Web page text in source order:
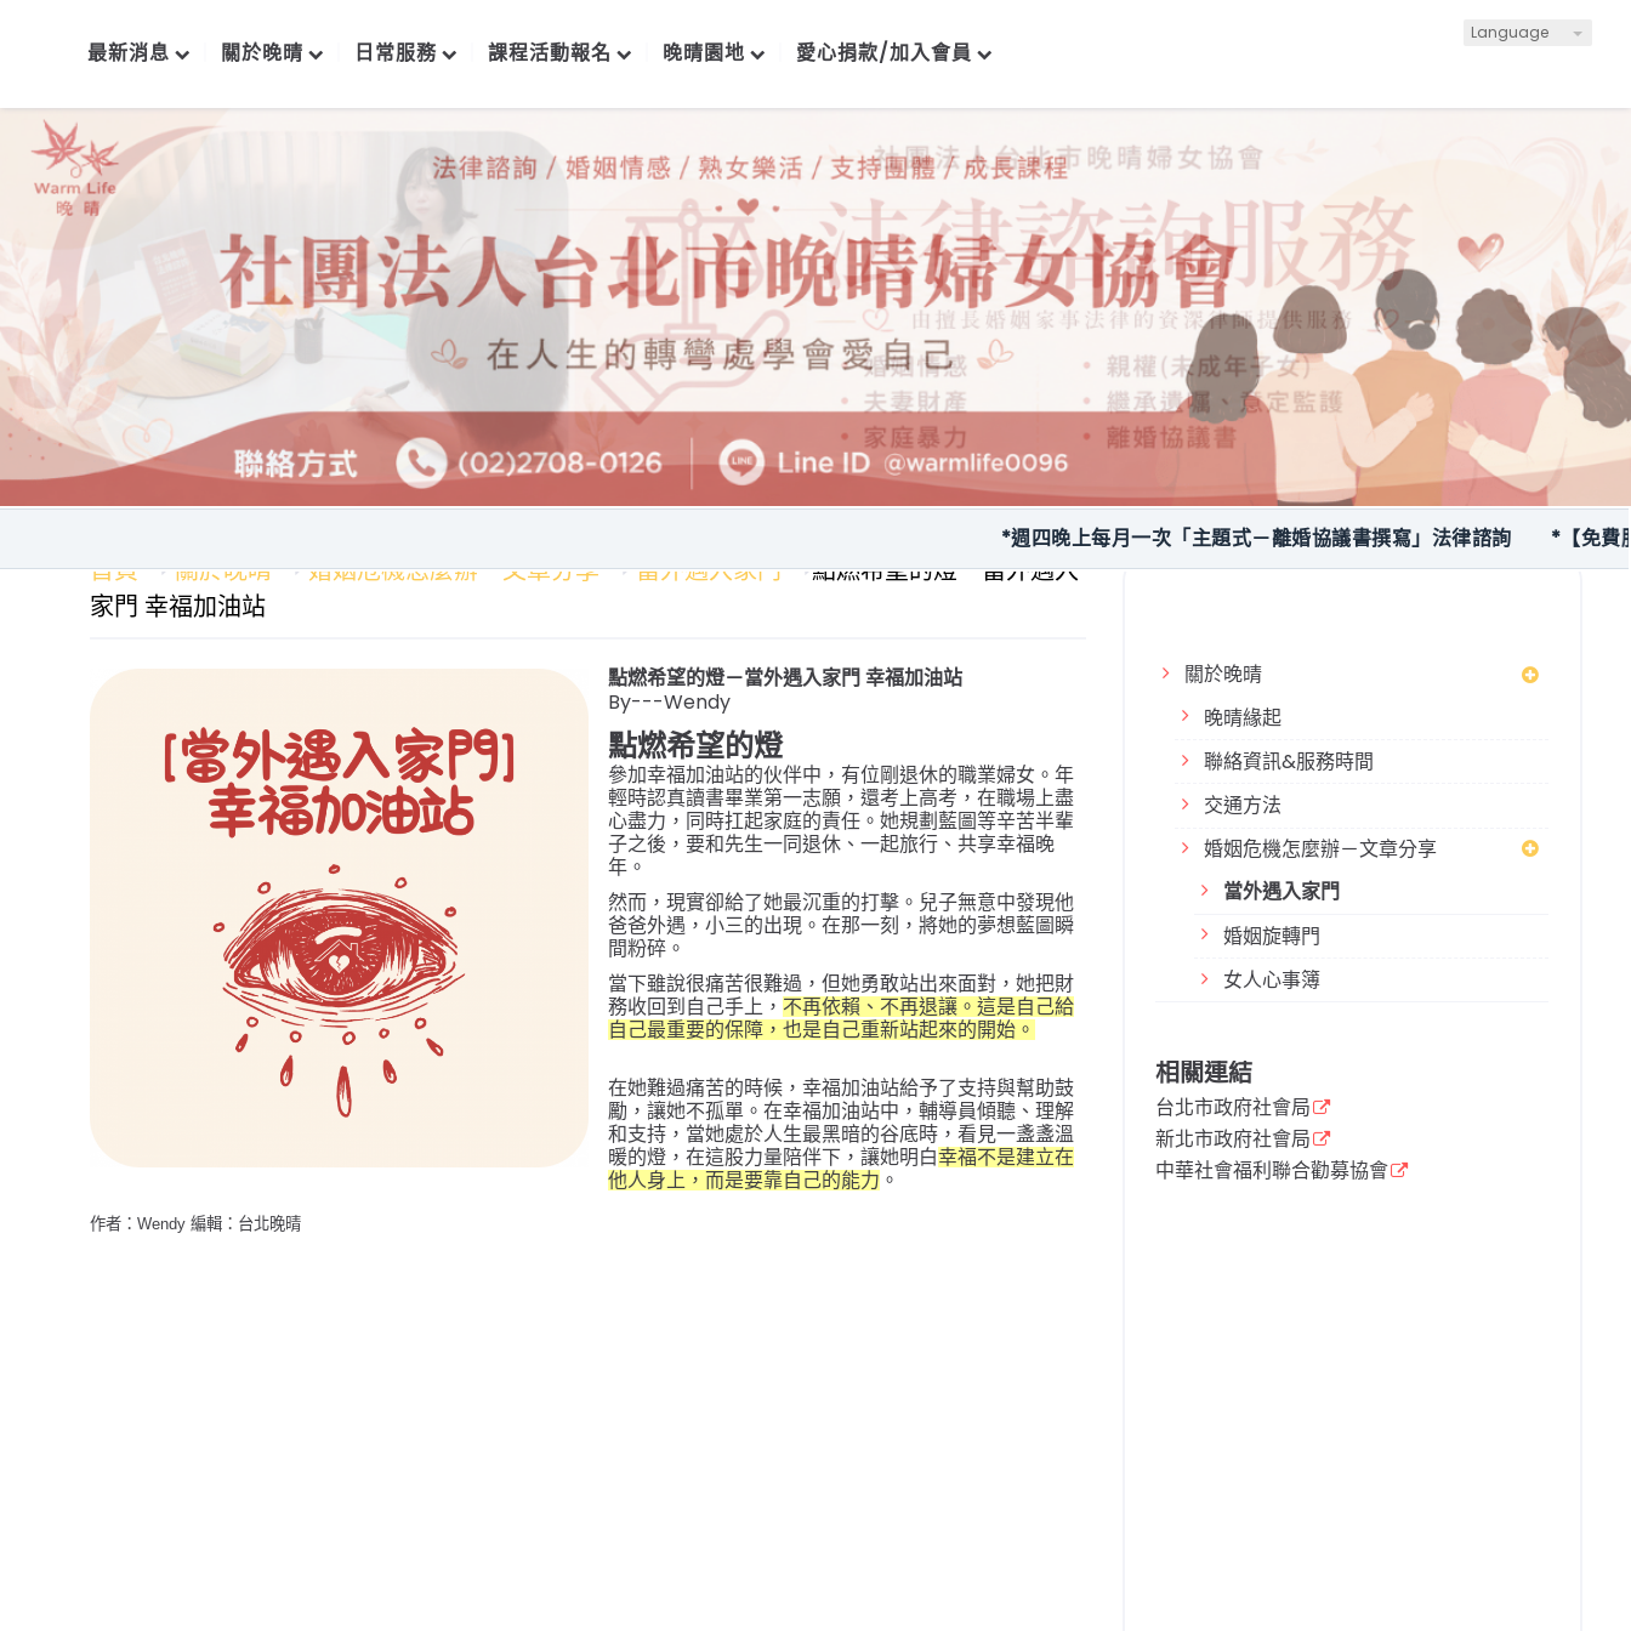
Language
最新消息 關於晚晴 日常服務 課程活動報名 晚晴園地 愛心捐款/加入會員
關於晚晴
晚晴緣起
聯絡資訊&服務時間
交通方法
婚姻危機怎麼辦－文章分享
當外遇入家門
婚姻旋轉門
女人心事簿
相關連結
台北市政府社會局
新北市政府社會局
中華社會福利聯合勸募協會
*週四晚上每月一次「主題式－離婚協議書撰寫」法律諮詢 *【免費服務】
首頁 關於晚晴 婚姻危機怎麼辦－文章分享 當外遇入家門
點燃希望的燈－當外遇入
家門 幸福加油站
點燃希望的燈－當外遇入家門 幸福加油站
By---Wendy
點燃希望的燈
參加幸福加油站的伙伴中，有位剛退休的職業婦女。年
輕時認真讀書畢業第一志願，還考上高考，在職場上盡
心盡力，同時扛起家庭的責任。她規劃藍圖等辛苦半輩
子之後，要和先生一同退休、一起旅行、共享幸福晚
年。
然而，現實卻給了她最沉重的打擊。兒子無意中發現他
爸爸外遇，小三的出現。在那一刻，將她的夢想藍圖瞬
間粉碎。
當下雖說很痛苦很難過，但她勇敢站出來面對，她把財
務收回到自己手上， 不再依賴、不再退讓。這是自己給
自己最重要的保障，也是自己重新站起來的開始。
在她難過痛苦的時候，幸福加油站給予了支持與幫助鼓
勵，讓她不孤單。在幸福加油站中，輔導員傾聽、理解
和支持，當她處於人生最黑暗的谷底時，看見一盞盞溫
暖的燈，在這股力量陪伴下，讓她明白幸福不是建立在
他人身上，而是要靠自己的能力 。
作者：Wendy 編輯：台北晚晴